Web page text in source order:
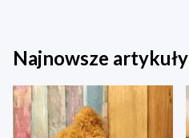
Najnowsze artykuły